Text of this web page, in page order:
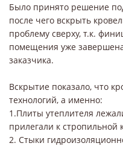
Было принято решение
после чего вскрыть
проблему сверху, т.к.
помещения уже
заказчика.
Вскрытие показало, что
технологий, а именно:
1.Плиты утеплителя
прилегали к стропильной
2. Стыки